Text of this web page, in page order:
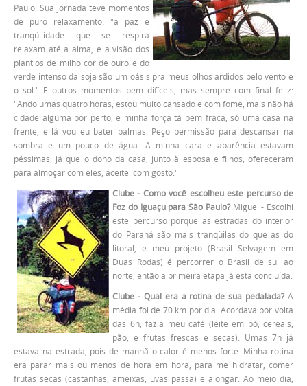
Paulo. Sua jornada teve momentos
de puro relaxamento: "a paz e
tranqüilidade que se respira
relaxam até a alma, e a visão dos
plantios de milho cor de ouro e do
verde intenso da soja são um oásis pra meus olhos ardidos pelo vento e
o sol." E outros momentos bem difíceis, mas sempre com final feliz:
"Ando umas quatro horas, estou muito cansado e com fome, mais não há
cidade alguma por perto, e minha força tá bem fraca, só uma casa na
frente, e lá vou eu bater palmas. Peço permissão para descansar na
sombra e um pouco de água. A minha cara e aparência estavam
péssimas, já que o dono da casa, junto à esposa e filhos, ofereceram
para almoçar com eles, aceitei com gosto."
Clube - Como você escolheu este percurso de
Foz do Iguaçu para São Paulo?Miguel - Escolhi
este percurso porque as estradas do interior
do Paraná são mais tranqüilas do que as do
litoral, e meu projeto (Brasil Selvagem em
Duas Rodas) é percorrer o Brasil de sul ao
norte, então a primeira etapa já esta concluída.
Clube - Qual era a rotina de sua pedalada?A
média foi de 70 km por dia. Acordava por volta
das 6h, fazia meu café (leite em pó, cereais,
pão, e frutas frescas e secas). Umas 7h já
estava na estrada, pois de manhã o calor é menos forte. Minha rotina
era parar mais ou menos de hora em hora, para me hidratar, comer
frutas secas (castanhas, ameixas, uvas passa) e alongar. Ao meio dia,